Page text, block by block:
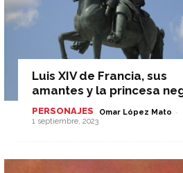
Luis XIV de Francia, sus
amantes y la princesa
PERSONAJES Omar López Mato -
1 septiembre, 2023